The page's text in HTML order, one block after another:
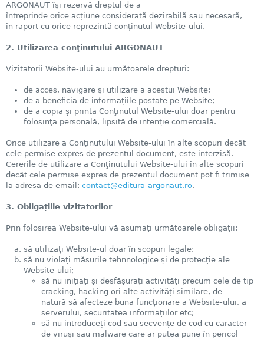
ARGONAUT își rezervă dreptul de a
întreprinde orice acțiune considerată dezirabilă sau necesară,
în raport cu orice reprezintă conținutul Website-ului.
2. Utilizarea conţinutului ARGONAUT
Vizitatorii Website-ului au următoarele drepturi:
de acces, navigare și utilizare a acestui Website;
de a beneficia de informațiile postate pe Website;
de a copia şi printa Conţinutul Website-ului doar pentru
folosinţa personală, lipsită de intenţie comercială.
Orice utilizare a Conţinutului Website-ului în alte scopuri decât
cele permise expres de prezentul document, este interzisă.
Cererile de utilizare a Conţinutului Website-ului în alte scopuri
decât cele permise expres de prezentul document pot fi trimise
la adresa de email: contact@editura-argonaut.ro.
3. Obligațiile vizitatorilor
Prin folosirea Website-ului vă asumați următoarele obligații:
să utilizați Website-ul doar în scopuri legale;
să nu violați măsurile tehnnologice și de protecție ale
Website-ului;
să nu inițiați și desfășurați activități precum cele de tip
cracking, hacking ori alte activități similare, de
natură să afecteze buna funcționare a Website-ului, a
serverului, securitatea informațiilor etc;
să nu introduceți cod sau secvențe de cod cu caracter
de viruși sau malware care ar putea pune în pericol